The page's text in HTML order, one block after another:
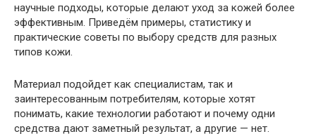
научные подходы, которые делают уход за кожей более
эффективным. Приведём примеры, статистику и
практические советы по выбору средств для разных
типов кожи.
Материал подойдет как специалистам, так и
заинтересованным потребителям, которые хотят
понимать, какие технологии работают и почему одни
средства дают заметный результат, а другие — нет.